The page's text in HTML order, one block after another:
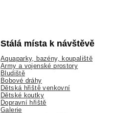
Stálá místa k návštěvě
Aquaparky, bazény, koupaliště
Army a vojenské prostory
Bludiště
Bobové dráhy
Dětská hřiště venkovní
Dětské koutky
Dopravní hřiště
Galerie